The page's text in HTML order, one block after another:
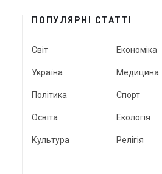
ПОПУЛЯРНІ СТАТТІ
Світ
Україна
Політика
Освіта
Культура
Економіка
Медицина
Спорт
Екологія
Релігія